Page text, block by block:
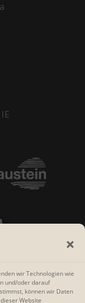
wir Technologien wie
und/oder darauf
können wir Daten
Website